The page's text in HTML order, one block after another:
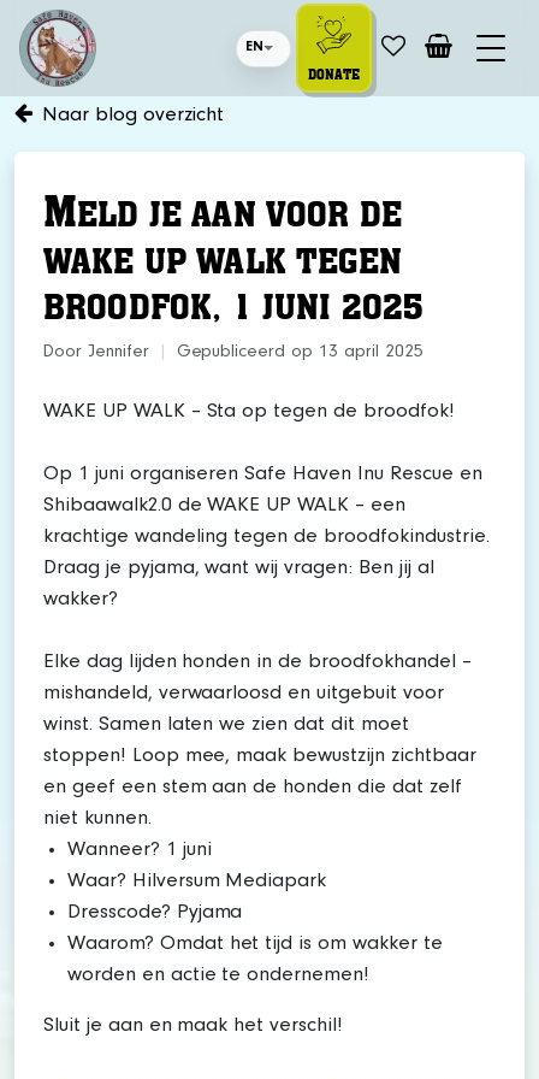
EN
DONATE
Naar blog overzicht
MELD JE AAN VOOR DE
WAKE UP WALK TEGEN
BROODFOK, 1 JUNI 2025
Door Jennifer Gepubliceerd op 13 april 2025
WAKE UP WALK – Sta op tegen de broodfok!
Op 1 juni organiseren Safe Haven Inu Rescue en
Shibaawalk2.0 de WAKE UP WALK – een
krachtige wandeling tegen de broodfokindustrie.
Draag je pyjama, want wij vragen: Ben jij al
wakker?
Elke dag lijden honden in de broodfokhandel –
mishandeld, verwaarloosd en uitgebuit voor
winst. Samen laten we zien dat dit moet
stoppen! Loop mee, maak bewustzijn zichtbaar
en geef een stem aan de honden die dat zelf
niet kunnen.
Wanneer? 1 juni
Waar? Hilversum Mediapark
Dresscode? Pyjama
Waarom? Omdat het tijd is om wakker te
worden en actie te ondernemen!
Sluit je aan en maak het verschil!